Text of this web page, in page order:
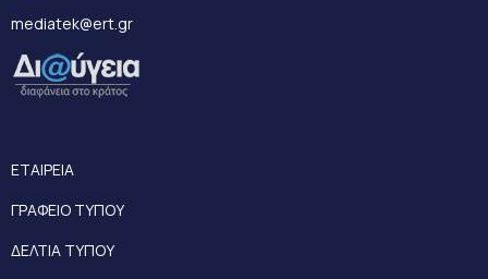
mediatek@ert.gr
ΕΤΑΙΡΕΙΑ
ΓΡΑΦΕΙΟ ΤΥΠΟΥ
ΔΕΛΤΙΑ ΤΥΠΟΥ